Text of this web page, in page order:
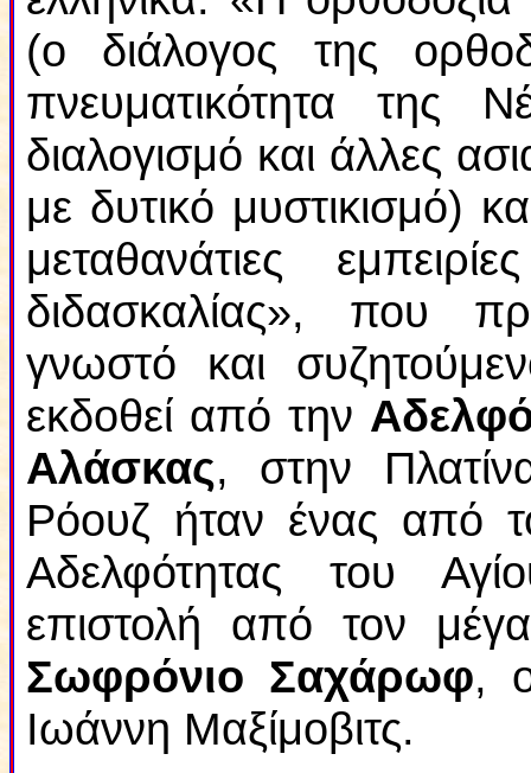
(ο διάλογος της
πνευματικότητα της
διαλογισμό και άλλες
με δυτικό μυστικισμό)
μεταθανάτιες
διδασκαλίας», που
γνωστό και
εκδοθεί από την
Αλάσκας, στην
Ρόουζ ήταν ένας από
Αδελφότητας του
επιστολή από τον
Σωφρόνιο Σαχάρωφ,
Ιωάννη Μαξίμοβιτς.